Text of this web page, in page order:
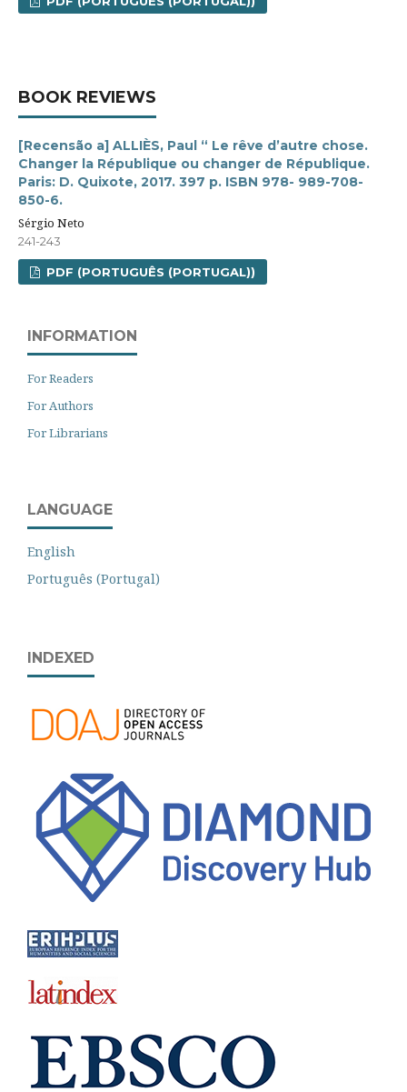
BOOK REVIEWS
[Recensão a] ALLIÈS, Paul “ Le rêve d’autre chose.
Changer la République ou changer de République.
Paris: D. Quixote, 2017. 397 p. ISBN 978- 989-708-
850-6.
Sérgio Neto
241-243
PDF (PORTUGUÊS (PORTUGAL))
INFORMATION
For Readers
For Authors
For Librarians
LANGUAGE
English
Português (Portugal)
INDEXED